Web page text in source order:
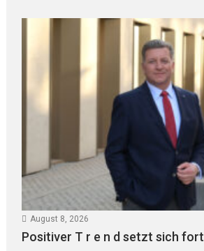
August 8, 2026
Positiver T r e n d setzt sich fort